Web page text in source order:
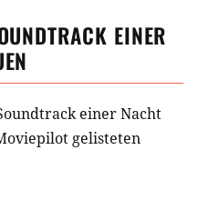
EINER
einer Nacht
gelisteten